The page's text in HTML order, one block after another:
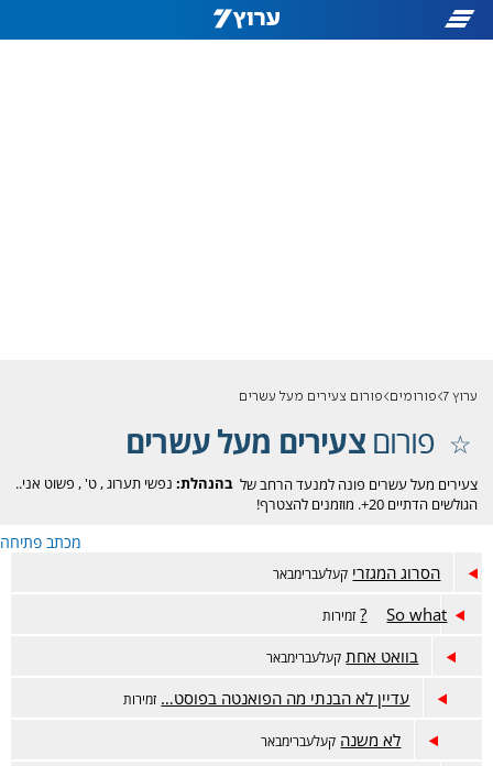
ערוץ 7 פורומים פורום צעירים מעל עשרים
פורוםצעירים מעל עשרים
בהנהלת: נפשי תערוג,ט', פשוט אני..
צעירים מעל עשרים פונה למנעד הרחב של
הגולשים הדתיים 20+. מוזמנים להצטרף!
מכתב פתיחה
הסרוג המגזרי קעלעברימבאר
So what? זמירות
בוואט אחת קעלעברימבאר
עדיין לא הבנתי מה הפואנטה בפוסט… זמירות
לא משנה קעלעברימבאר